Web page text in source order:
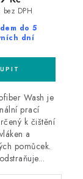
do 5
dní
DPH
Wash je
prací
k čištění
a
pomůcek.